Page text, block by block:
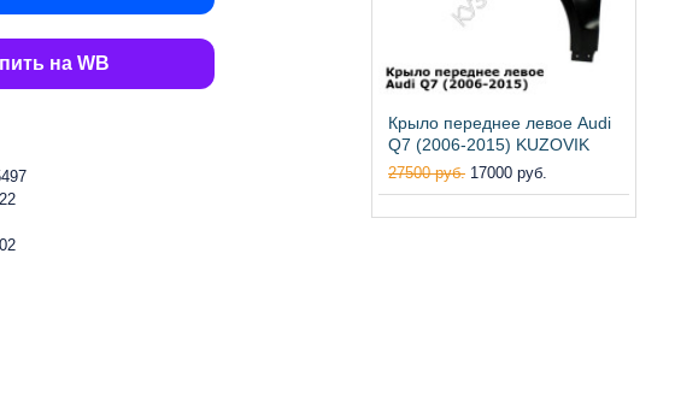
на WB
Крыло переднее левое Audi
Q7 (2006-2015) KUZOVIK
27500 руб. 17000 руб.